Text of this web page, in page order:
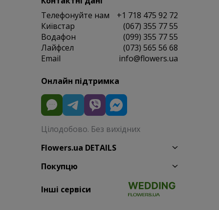
Телефонуйте нам
+1 718 475 92 72
Київстар
(067) 355 77 55
Водафон
(099) 355 77 55
Лайфсел
(073) 565 56 68
Email
info@flowers.ua
Онлайн підтримка
Цілодобово. Без вихідних
Flowers.ua DETAILS
Покупцю
Інші сервіси